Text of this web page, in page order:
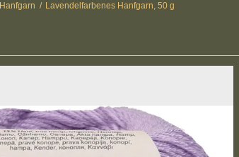
Hanfgarn / Lavendelfarbenes Hanfgarn, 50 g